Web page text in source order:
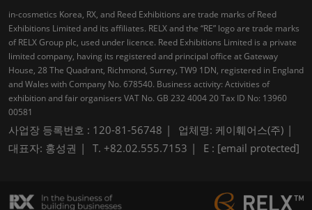
in-cosmetics Korea, RX, and Reed Exhibitions are trade marks of Reed
Exhibitions Limited and its affiliates. RELX and the “RE” logo are trade marks
of RELX Group plc, used under licence. Reed Exhibitions Limited is a private
limited company, having its registered and principal office at Gateway
House, 28 The Quadrant, Richmond, Surrey, TW9 1DN, registered in England
and Wales with Company No. 678540. Business activity: Activities of
exhibition and fair organisers VAT No. GB 232 4004 20 Tax ID No: 13960
00581
사업장 등록번호 : 120-81-56748
업체명: 케이훼어스(주)
대표자: 홍성권
T. +82.02.555.7153 E : [email protected]